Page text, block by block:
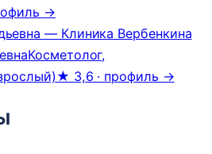
→
Косметолог,
★ 3,6 · профиль →